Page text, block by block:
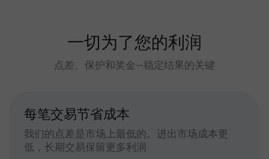
一切为了您的利润
点差、保护和奖金—稳定结果的关键
每笔交易节省成本
我们的点差是市场上最低的。进出市场成本更
低，长期交易保留更多利润